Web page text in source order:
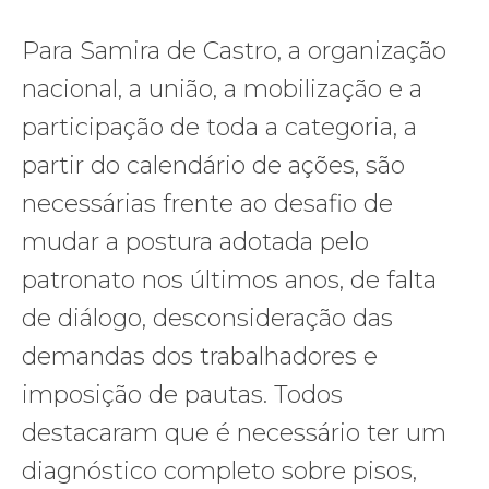
Para Samira de Castro, a organização
nacional, a união, a mobilização e a
participação de toda a categoria, a
partir do calendário de ações, são
necessárias frente ao desafio de
mudar a postura adotada pelo
patronato nos últimos anos, de falta
de diálogo, desconsideração das
demandas dos trabalhadores e
imposição de pautas. Todos
destacaram que é necessário ter um
diagnóstico completo sobre pisos,